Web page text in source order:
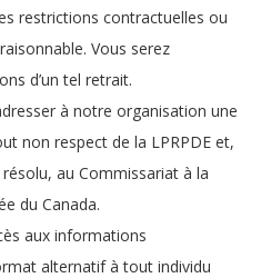
restrictions contractuelles ou
Vous serez
d’un tel retrait.
à notre organisation une
non respect de la LPRPDE et,
au Commissariat à la
du Canada.
aux informations
alternatif à tout individu